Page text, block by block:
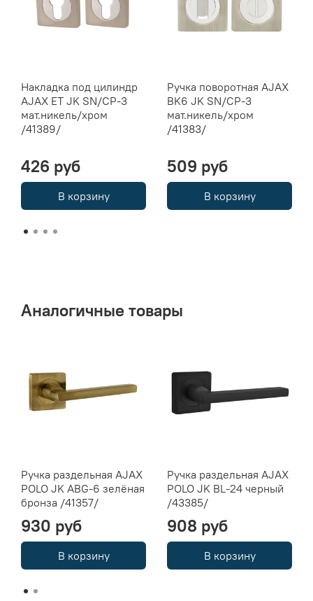
Накладка под цилиндр
AJAX ET JK SN/CP-3
мат.никель/хром
/41389/
426 руб
В корзину
Ручка поворотная AJAX
BK6 JK SN/CP-3
мат.никель/хром
/41383/
509 руб
В корзину
Аналогичные товары
Ручка раздельная AJAX
POLO JK ABG-6 зелёная
бронза /41357/
930 руб
В корзину
Ручка раздельная AJAX
POLO JK BL-24 черный
/43385/
908 руб
В корзину